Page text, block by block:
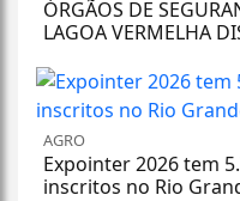
ÓRGÃOS DE
LAGOA VERMELHA
AGRO
Expointer 2026 tem
inscritos no Rio